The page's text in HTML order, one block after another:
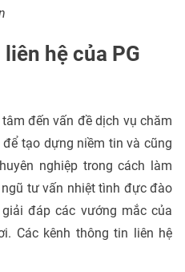
hệ của PG
đến vấn đề dịch vụ chăm
tạo dựng niềm tin và cũng
nghiệp trong cách làm
tư vấn nhiệt tình đực đào
đáp các vướng mắc của
Các kênh thông tin liên hệ